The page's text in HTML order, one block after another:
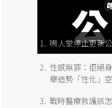
鳴人堂停止更新
性感無罪：拒絕
舉造勢「性化」
戰時醫療救護該